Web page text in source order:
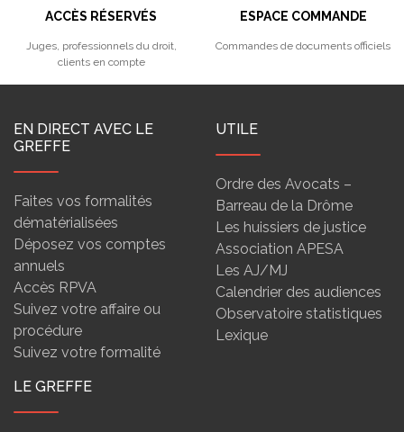
ACCÈS RÉSERVÉS
Juges, professionnels du droit,
clients en compte
ESPACE COMMANDE
Commandes de documents officiels
EN DIRECT AVEC LE
GREFFE
Faites vos formalités
dématérialisées
Déposez vos comptes
annuels
Accès RPVA
Suivez votre affaire ou
procédure
Suivez votre formalité
UTILE
Ordre des Avocats –
Barreau de la Drôme
Les huissiers de justice
Association APESA
Les AJ/MJ
Calendrier des audiences
Observatoire statistiques
Lexique
LE GREFFE